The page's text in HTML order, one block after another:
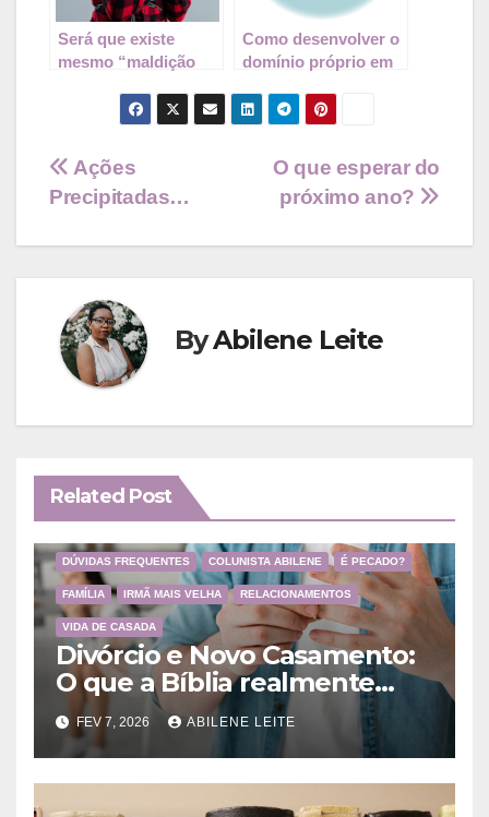
Será que existe
mesmo “maldição
Como desenvolver o
domínio próprio em
Navegação
O que esperar do
próximo ano?
Ações
Precipitadas…
ByAbilene Leite
Related Post
DÚVIDAS FREQUENTES COLUNISTA ABILENE É PECADO?
FAMÍLIA IRMÃ MAIS VELHA RELACIONAMENTOS
VIDA DE CASADA
Divórcio e Novo Casamento:
O que a Bíblia realmente
ensina
FEV 7, 2026 ABILENE LEITE